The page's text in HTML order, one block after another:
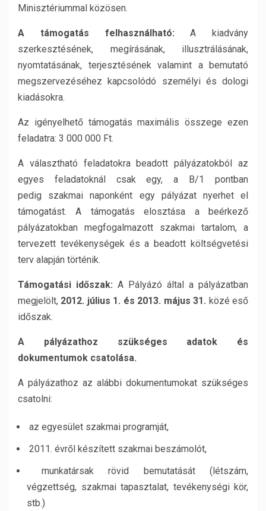
Minisztériummal közösen.
A támogatás felhasználható:A kiadvány
szerkesztésének, megírásának, illusztrálásának,
nyomtatásának, terjesztésének valamint a bemutató
megszervezéséhez kapcsolódó személyi és dologi
kiadásokra.
Az igényelhető támogatás maximális összege ezen
feladatra: 3 000 000 Ft.
A választható feladatokra beadott pályázatokból az
egyes feladatoknál csak egy, a B/1 pontban
pedig szakmai naponként egy pályázat nyerhet el
támogatást. A támogatás elosztása a beérkező
pályázatokban megfogalmazott szakmai tartalom, a
tervezett tevékenységek és a beadott költségvetési
terv alapján történik.
Támogatási időszak: A Pályázó által a pályázatban
megjelölt, 2012. július 1. és 2013. május 31. közé eső
időszak.
A pályázathoz szükséges adatok és
dokumentumok csatolása.
A pályázathoz az alábbi dokumentumokat szükséges
csatolni:
 az egyesület szakmai programját,
 2011. évről készített szakmai beszámolót,
 munkatársak rövid bemutatását (létszám,
végzettség, szakmai tapasztalat, tevékenységi kör,
stb.)